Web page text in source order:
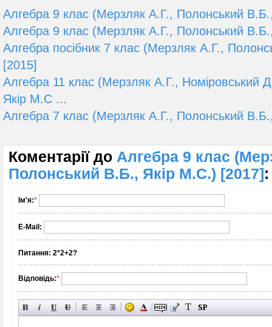
Алгебра 9 клас (Мерзляк А.Г., Полонський
Алгебра 9 клас (Мерзляк А.Г., Полонський
Алгебра посібник 7 клас (Мерзляк А.Г.,
[2015]
Алгебра 11 клас (Мерзляк А.Г., Номіровський
Якір М.С ...
Алгебра 7 клас (Мерзляк А.Г., Полонський
Коментарії до Алгебра 9 клас
Полонський В.Б., Якір М.С.) [2017] :
Ім'я:*
E-Mail:
Питання: 2*2+2?
Відповідь:*